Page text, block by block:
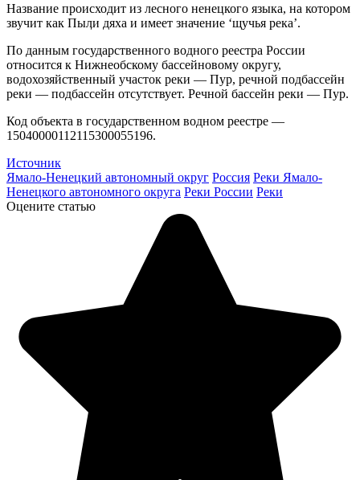
Название происходит из лесного ненецкого языка, на котором
звучит как Пыӆи дяха и имеет значение ‘щучья река’.
По данным государственного водного реестра России
относится к Нижнеобскому бассейновому округу,
водохозяйственный участок реки — Пур, речной подбассейн
реки — подбассейн отсутствует. Речной бассейн реки — Пур.
Код объекта в государственном водном реестре —
15040000112115300055196.
Источник
Ямало-Ненецкий автономный округ Россия Реки Ямало-
Ненецкого автономного округа Реки России Реки
Оцените статью